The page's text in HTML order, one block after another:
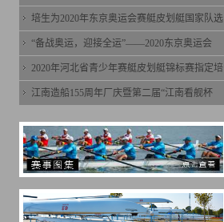
培生为2020年东京奥运会赛艇皮划艇国家队选
“备战奥运，迎接全运”——2020东京奥运会
2020年河北省青少年赛艇皮划艇锦标赛指定培
江南造船155周年厂庆暨第二届“江南看舰杯